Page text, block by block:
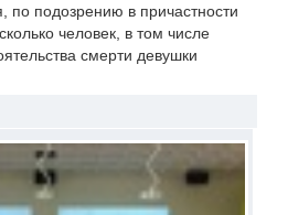
по подозрению в причастности
человек, в том числе
смерти девушки